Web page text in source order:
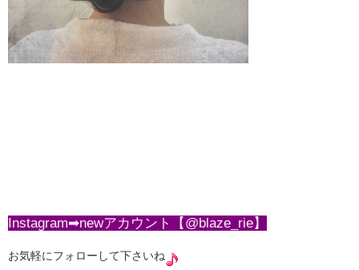
Instagram➡newアカウント【 @blaze_rie】
お気軽にフォローして下さいね